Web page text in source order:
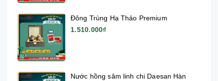
Đông Trùng Hạ Thảo Premium
1.510.000₫
Nước hồng sâm linh chi Daesan Hàn